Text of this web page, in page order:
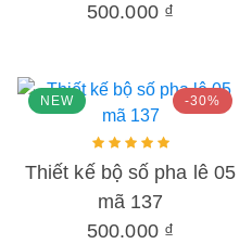
500.000 ₫
NEW -30%
Thiết kế bộ số pha lê 05
mã 137
500.000 ₫